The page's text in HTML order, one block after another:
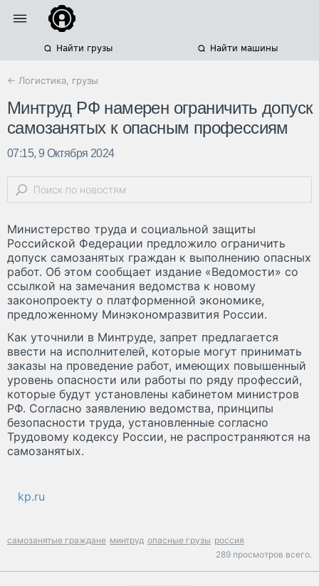
Найти грузы Найти машины
← Логистика, грузы
Минтруд РФ намерен ограничить допуск
самозанятых к опасным профессиям
07:15, 9 Октября 2024
Министерство труда и социальной защиты
Российской Федерации предложило ограничить
допуск самозанятых граждан к выполнению опасных
работ. Об этом сообщает издание «Ведомости» со
ссылкой на замечания ведомства к новому
законопроекту о платформенной экономике,
предложенному Минэкономразвития России.
Как уточнили в Минтруде, запрет предлагается
ввести на исполнителей, которые могут принимать
заказы на проведение работ, имеющих повышенный
уровень опасности или работы по ряду профессий,
которые будут установлены кабинетом министров
РФ. Согласно заявлению ведомства, принципы
безопасности труда, установленные согласно
Трудовому кодексу России, не распространяются на
самозанятых.
kp.ru
самозанятые граждане минтруд опасные грузы россия
289 просмотров всего.